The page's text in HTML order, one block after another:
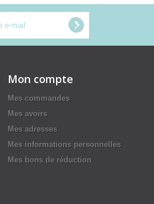
Mon compte
Mes commandes
Mes avoirs
Mes adresses
Mes informations personnelles
Mes bons de réduction